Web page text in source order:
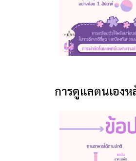
การดูแลตนเอง